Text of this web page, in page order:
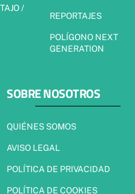
/
REPORTAJES
POLÍGONO NEXT
GENERATION
SOBRE NOSOTROS
QUIÉNES SOMOS
AVISO LEGAL
POLÍTICA DE PRIVACIDAD
POLÍTICA DE COOKIES